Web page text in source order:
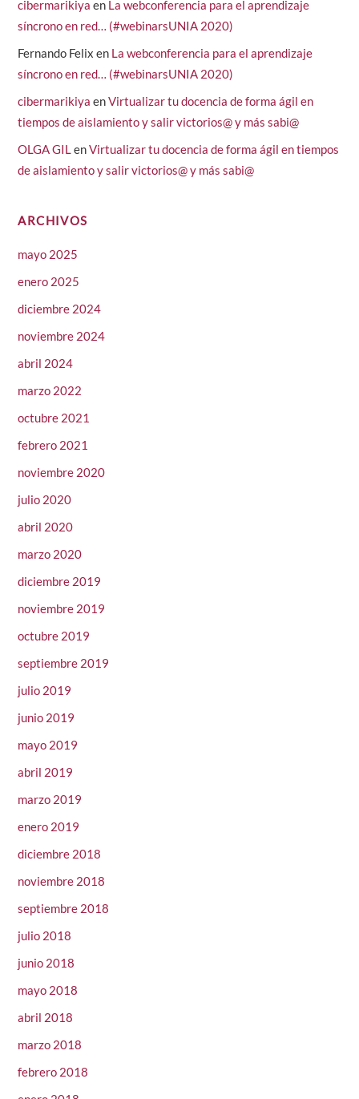
cibermarikiya en La webconferencia para el aprendizaje
síncrono en red… (#webinarsUNIA 2020)
Fernando Felix en La webconferencia para el aprendizaje
síncrono en red… (#webinarsUNIA 2020)
cibermarikiya enVirtualizar tu docencia de forma ágil en
tiempos de aislamiento y salir victorios@ y más sabi@
OLGA GILenVirtualizar tu docencia de forma ágil en tiempos
de aislamiento y salir victorios@ y más sabi@
ARCHIVOS
mayo 2025
enero 2025
diciembre 2024
noviembre 2024
abril 2024
marzo 2022
octubre 2021
febrero 2021
noviembre 2020
julio 2020
abril 2020
marzo 2020
diciembre 2019
noviembre 2019
octubre 2019
septiembre 2019
julio 2019
junio 2019
mayo 2019
abril 2019
marzo 2019
enero 2019
diciembre 2018
noviembre 2018
septiembre 2018
julio 2018
junio 2018
mayo 2018
abril 2018
marzo 2018
febrero 2018